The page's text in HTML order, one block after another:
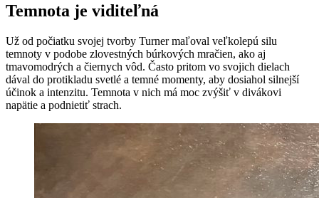
Temnota je viditeľná
Už od počiatku svojej tvorby Turner maľoval veľkolepú silu
temnoty v podobe zlovestných búrkových mračien, ako aj
tmavomodrých a čiernych vôd. Často pritom vo svojich dielach
dával do protikladu svetlé a temné momenty, aby dosiahol silnejší
účinok a intenzitu. Temnota v nich má moc zvýšiť v divákovi
napätie a podnietiť strach.